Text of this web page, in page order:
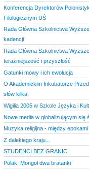
Konferencja Dyrektorów
Filologicznym UŚ
Rada Główna Szkolnictwa
kadencji
Rada Główna Szkolnictwa
teraźniejszość i przyszłość
Gatunki mowy i ich ewolucja
O Akademickim Inkubatorze
słów kilka
Wigilia 2005 w Szkole Języka i
Nowe media w globalizującym się
Muzyka religijna - między epokami
Z dalekiego kraju...
STUDENCI BEZ GRANIC
Polak, Mongoł dwa bratanki